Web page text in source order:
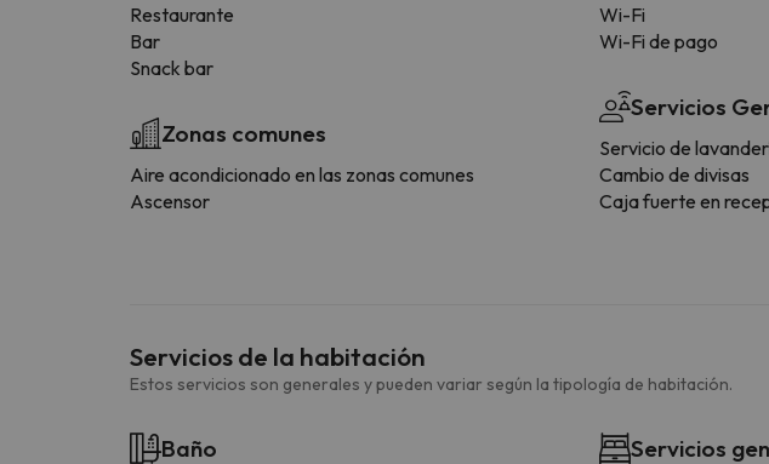
Restaurante
Bar
Snack bar
Zonas comunes
Aire acondicionado en las zonas comunes
Ascensor
Wi-Fi
Wi-Fi de pago
Servicios
Servicio de
Cambio de divisas
Caja fuerte en
Servicios de la habitación
Estos servicios son generales y pueden variar según la tipología de habitación.
Baño Servicios